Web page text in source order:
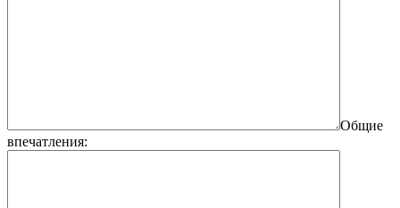
Общие
впечатления: